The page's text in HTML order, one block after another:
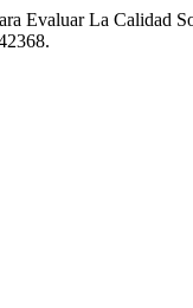
Evaluar La Calidad